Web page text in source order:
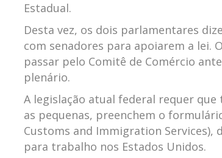
Estadual.
Desta vez, os dois parlamentares
com senadores para apoiarem a lei.
passar pelo Comitê de Comércio
plenário.
A legislação atual federal requer que
as pequenas, preenchem o
Customs and Immigration Services),
para trabalho nos Estados Unidos.